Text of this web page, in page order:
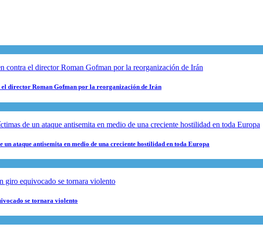
director Roman Gofman por la reorganización de Irán
ataque antisemita en medio de una creciente hostilidad en toda Europa
se tornara violento